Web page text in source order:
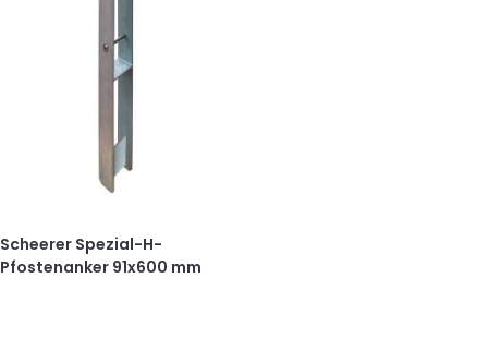
Scheerer Spezial-H-
Pfostenanker 91x600 mm